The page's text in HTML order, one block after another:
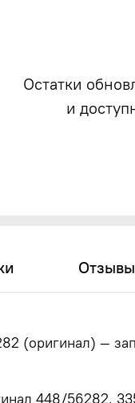
Остатки
и
Отзывы
(оригинал) —
448/56282,